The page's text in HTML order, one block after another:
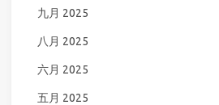
九月 2025
八月 2025
六月 2025
五月 2025